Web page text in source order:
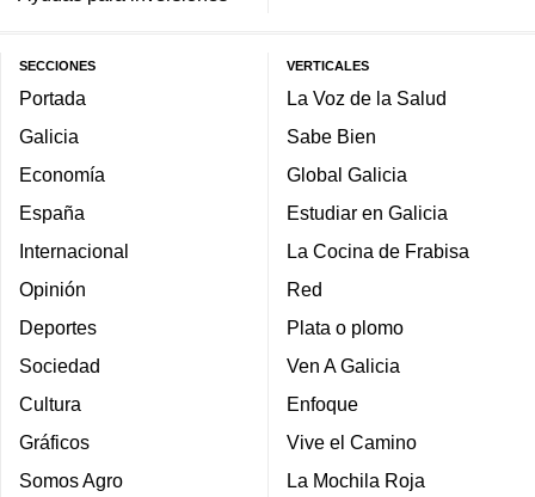
SECCIONES
Portada
Galicia
Economía
España
Internacional
Opinión
Deportes
Sociedad
Cultura
Gráficos
Somos Agro
VERTICALES
La Voz de la Salud
Sabe Bien
Global Galicia
Estudiar en Galicia
La Cocina de Frabisa
Red
Plata o plomo
Ven A Galicia
Enfoque
Vive el Camino
La Mochila Roja